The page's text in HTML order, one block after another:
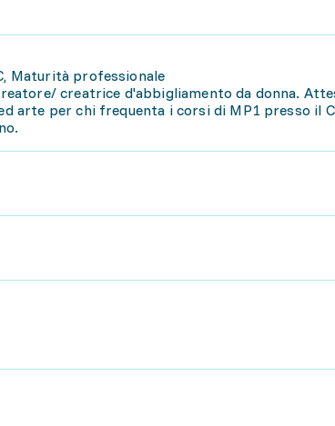
Maturità professionale
creatrice d'abbigliamento da donna.
arte per chi frequenta i corsi di MP1 presso il